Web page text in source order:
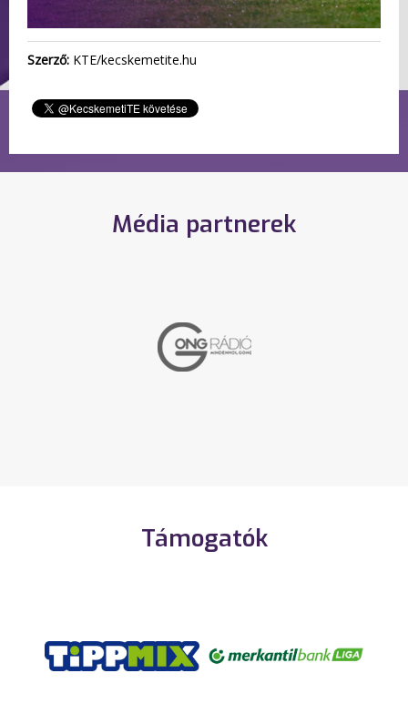
Szerző: KTE/kecskemetite.hu
Média partnerek
Támogatók